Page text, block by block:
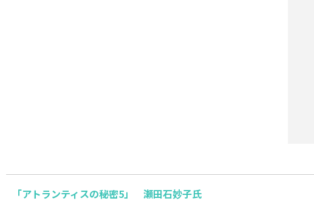
「アトランティスの秘密5」 瀬田石妙子氏